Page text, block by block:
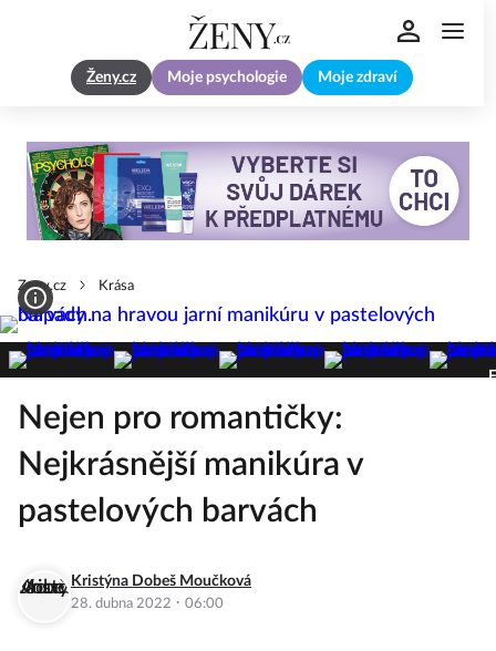
Ženy.cz Moje psychologie Moje zdraví
Zeny.cz Krása
Nejen pro romantičky:
Nejkrásnější manikúra v
pastelových barvách
Kristýna Dobeš Moučková
28. dubna 2022 · 06:00